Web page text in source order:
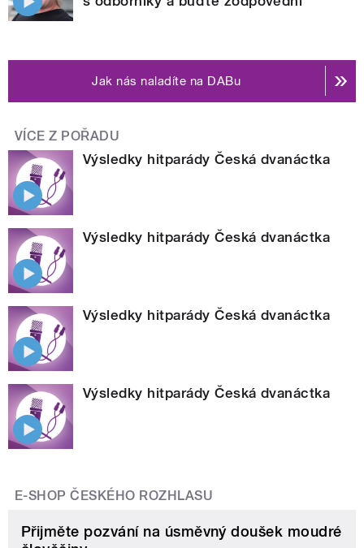
Jak nás naladíte na DABu
VÍCE Z POŘADU
Výsledky hitparády Česká dvanáctka
Výsledky hitparády Česká dvanáctka
Výsledky hitparády Česká dvanáctka
Výsledky hitparády Česká dvanáctka
E-SHOP ČESKÉHO ROZHLASU
Přijměte pozvání na úsměvný doušek moudré